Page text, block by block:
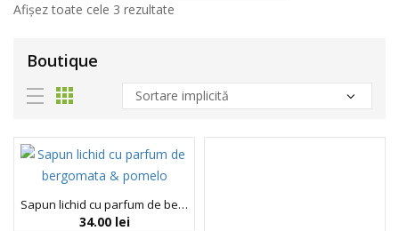
Afișez toate cele 3 rezultate
Boutique
Sapun lichid cu parfum de bergomata & pomelo, Boutique, 500 ml
34.00 lei